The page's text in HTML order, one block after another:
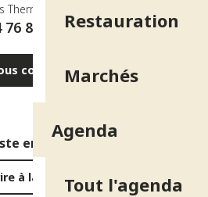
Restauration
Marchés
Agenda
Tout l'agenda
Thermes - 38410 Uriage
76 89 10 27
contacter
en contact ?
à la newsletter